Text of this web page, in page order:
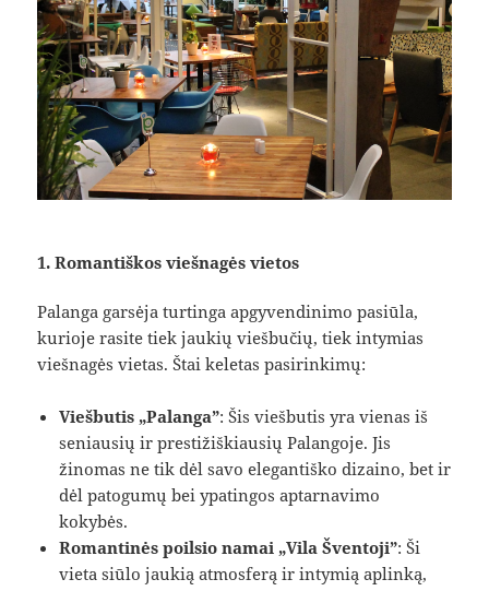
1. Romantiškos viešnagės vietos
Palanga garsėja turtinga apgyvendinimo pasiūla,
kurioje rasite tiek jaukių viešbučių, tiek intymias
viešnagės vietas. Štai keletas pasirinkimų:
Viešbutis „Palanga”: Šis viešbutis yra vienas iš
seniausių ir prestižiškiausių Palangoje. Jis
žinomas ne tik dėl savo elegantiško dizaino, bet ir
dėl patogumų bei ypatingos aptarnavimo
kokybės.
Romantinės poilsio namai „Vila Šventoji”: Ši
vieta siūlo jaukią atmosferą ir intymią aplinką,